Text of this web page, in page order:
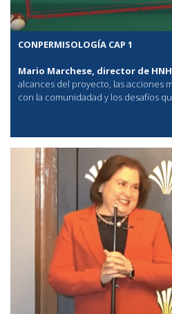
CONPERMISOLOGÍA CAP 1
Mario Marchese, director de
alcances del proyecto, las acciones
con la comunidadad y los desafíos